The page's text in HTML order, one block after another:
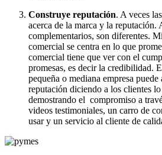
Construye reputación. A veces
acerca de la marca y la reputación.
complementarios, son diferentes.
comercial se centra en lo que
comercial tiene que ver con el
promesas, es decir la credibilidad.
pequeña o mediana empresa
reputación diciendo a los clientes
demostrando el compromiso a
videos testimoniales, un carro de
usar y un servicio al cliente de